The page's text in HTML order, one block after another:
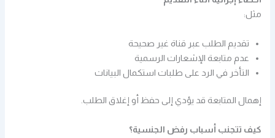
مثل:
تقديم الطلب عبر قناة غير صحيحة
عدم متابعة الإشعارات الرسمية
التأخر في الرد على طلبات استكمال البيانات
إهمال المتابعة قد يؤدي إلى حفظ أو إغلاق الطلب.
كيف تتجنب أسباب رفض الجنسية؟